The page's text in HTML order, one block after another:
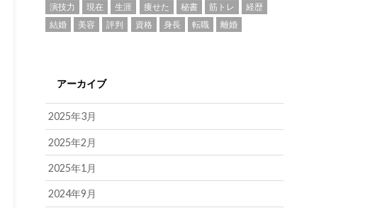
演技力
現在 生涯 痩せた 秘書 筋トレ
経歴
結婚
美容 評判 資格 身長 転職 離婚
アーカイブ
2025年3月
2025年2月
2025年1月
2024年9月